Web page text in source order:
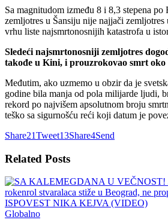
Sa magnitudom između 8 i 8,3 stepena po
zemljotres u Šansiju nije najjači
vrhu liste najsmrtonosnijih katastrofa u
Sledeći najsmrtonosniji zemljotres
takođe u Kini, i prouzrokovao smrt oko
Međutim, ako uzmemo u obzir da je
godine bila manja od pola milijarde ljudi,
rekord po najvišem apsolutnom broju
teško sa sigurnošću reći koji datum je
Share21Tweet13Share4Send
Related Posts
Globalno